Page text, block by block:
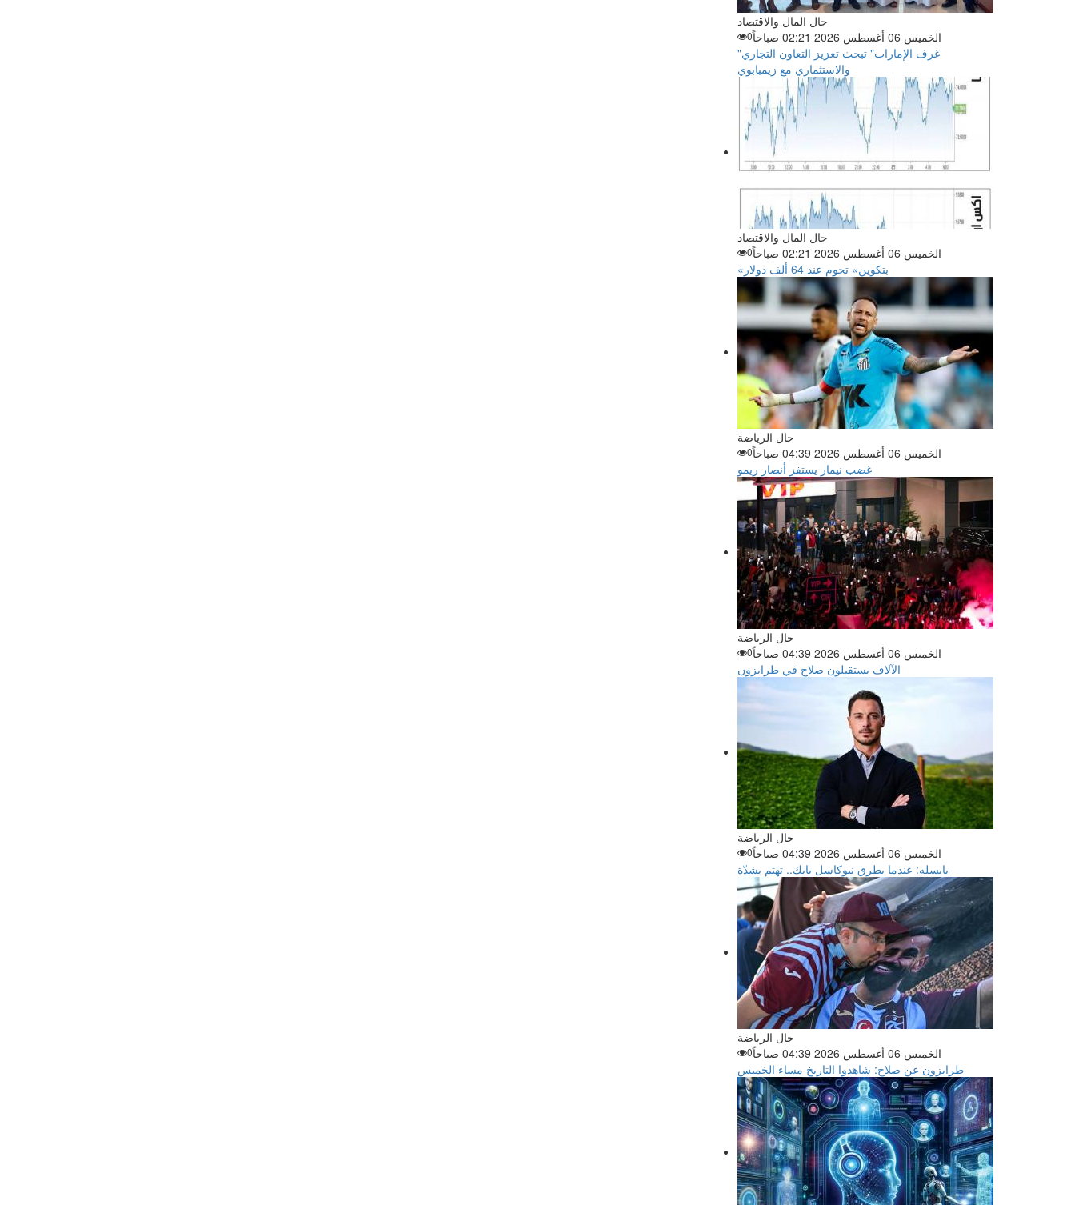
حال المال والاقتصاد
الخميس 06 أغسطس 2026 02:21 صباحاً
0
"غرف الإمارات" تبحث تعزيز التعاون التجاري
والاستثماري مع زيمبابوي
حال المال والاقتصاد
الخميس 06 أغسطس 2026 02:21 صباحاً
0
«بتكوين» تحوم عند 64 ألف دولار
حال الرياضة
الخميس 06 أغسطس 2026 04:39 صباحاً
0
غضب نيمار يستفز أنصار ريمو
حال الرياضة
الخميس 06 أغسطس 2026 04:39 صباحاً
0
الآلاف يستقبلون صلاح في طرابزون
حال الرياضة
الخميس 06 أغسطس 2026 04:39 صباحاً
0
يايسله: عندما يطرق نيوكاسل بابك.. تهتم بشدّة
حال الرياضة
الخميس 06 أغسطس 2026 04:39 صباحاً
0
طرابزون عن صلاح: شاهدوا التاريخ مساء الخميس